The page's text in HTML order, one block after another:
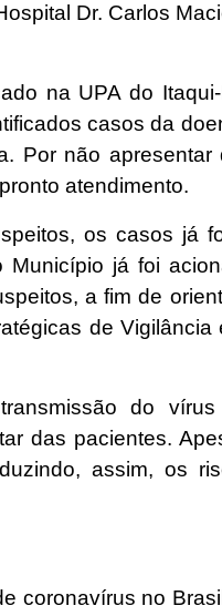
Dr. Carlos
na UPA do
casos da
Por não
atendimento.
os casos já
já foi
a fim de
de
do
das pacientes.
assim, os
coronavírus no